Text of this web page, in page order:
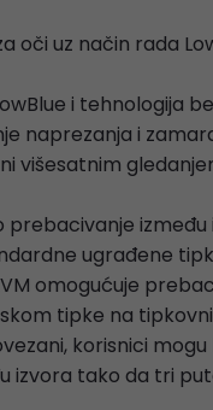
oči uz način rada
i tehnologija
naprezanja i
višesatnim
prebacivanje između
ugrađene
omogućuje
tipke na
korisnici mogu
izvora tako da tri